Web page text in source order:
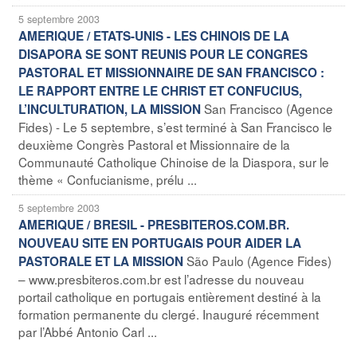
5 septembre 2003
AMERIQUE / ETATS-UNIS - LES CHINOIS DE LA
DISAPORA SE SONT REUNIS POUR LE CONGRES
PASTORAL ET MISSIONNAIRE DE SAN FRANCISCO :
LE RAPPORT ENTRE LE CHRIST ET CONFUCIUS,
L’INCULTURATION, LA MISSIONSan Francisco (Agence
Fides) - Le 5 septembre, s’est terminé à San Francisco le
deuxième Congrès Pastoral et Missionnaire de la
Communauté Catholique Chinoise de la Diaspora, sur le
thème « Confucianisme, prélu ...
5 septembre 2003
AMERIQUE / BRESIL - PRESBITEROS.COM.BR.
NOUVEAU SITE EN PORTUGAIS POUR AIDER LA
PASTORALE ET LA MISSIONSão Paulo (Agence Fides)
– www.presbiteros.com.br est l’adresse du nouveau
portail catholique en portugais entièrement destiné à la
formation permanente du clergé. Inauguré récemment
par l’Abbé Antonio Carl ...